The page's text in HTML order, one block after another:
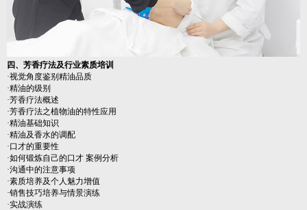
四、芳香疗法及行业素质培训
·视觉角度鉴别精油品质
·精油的级别
·芳香疗法概述
·芳香疗法之植物油的特性应用
·精油基础知识
·精油及香水的调配
·口才的重要性
·如何锻炼自己的口才 案例分析
·沟通中的注意事项
·素质培养及个人魅力增值
·销售技巧培养与情景演练
·实战演练